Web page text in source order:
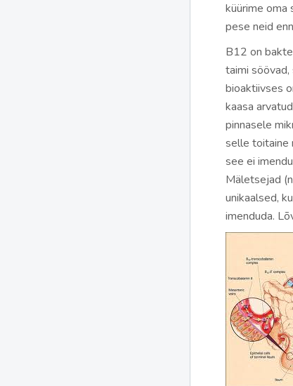
küürime oma
pese neid
B12 on
taimi
bioaktiivses
kaasa
pinnasele
selle toitaine
see ei
Mäletsejad
unikaalsed,
imenduda.